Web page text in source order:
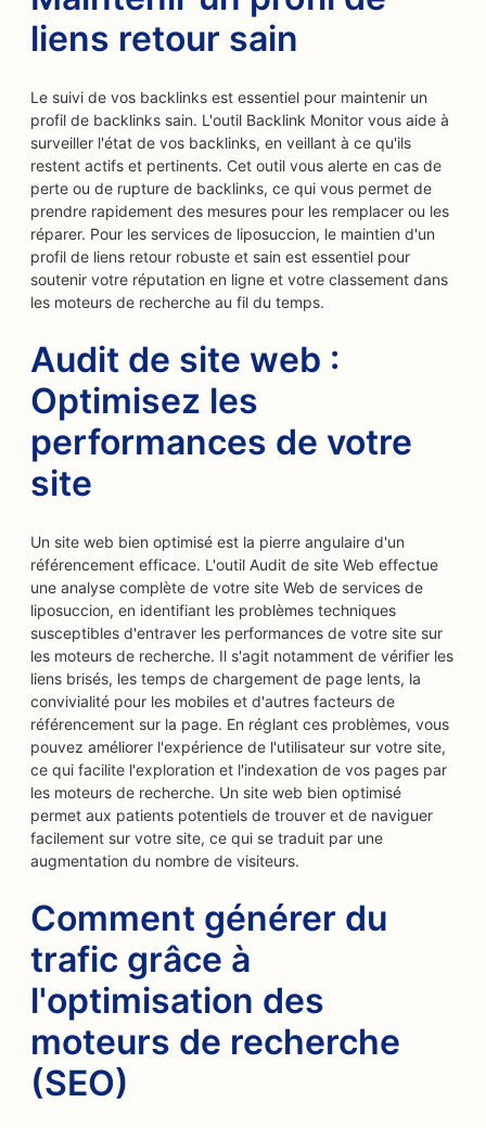
liens retour sain
Le suivi de vos backlinks est essentiel pour maintenir un
profil de backlinks sain. L'outil Backlink Monitor vous aide à
surveiller l'état de vos backlinks, en veillant à ce qu'ils
restent actifs et pertinents. Cet outil vous alerte en cas de
perte ou de rupture de backlinks, ce qui vous permet de
prendre rapidement des mesures pour les remplacer ou les
réparer. Pour les services de liposuccion, le maintien d'un
profil de liens retour robuste et sain est essentiel pour
soutenir votre réputation en ligne et votre classement dans
les moteurs de recherche au fil du temps.
Audit de site web :
Optimisez les
performances de votre
site
Un site web bien optimisé est la pierre angulaire d'un
référencement efficace. L'outil Audit de site Web effectue
une analyse complète de votre site Web de services de
liposuccion, en identifiant les problèmes techniques
susceptibles d'entraver les performances de votre site sur
les moteurs de recherche. Il s'agit notamment de vérifier les
liens brisés, les temps de chargement de page lents, la
convivialité pour les mobiles et d'autres facteurs de
référencement sur la page. En réglant ces problèmes, vous
pouvez améliorer l'expérience de l'utilisateur sur votre site,
ce qui facilite l'exploration et l'indexation de vos pages par
les moteurs de recherche. Un site web bien optimisé
permet aux patients potentiels de trouver et de naviguer
facilement sur votre site, ce qui se traduit par une
augmentation du nombre de visiteurs.
Comment générer du
trafic grâce à
l'optimisation des
moteurs de recherche
(SEO)